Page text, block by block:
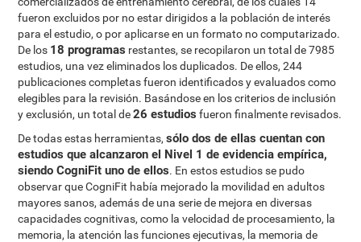
fueron excluidos por no estar dirigidos a la población de interés
para el estudio, o por aplicarse en un formato no computarizado.
De los 18 programas restantes, se recopilaron un total de 7985
estudios, una vez eliminados los duplicados. De ellos, 244
publicaciones completas fueron identificados y evaluados como
elegibles para la revisión. Basándose en los criterios de inclusión
y exclusión, un total de26 estudios fueron finalmente revisados.
De todas estas herramientas,sólo dos de ellas cuentan con
estudios que alcanzaron el Nivel 1 de evidencia empírica,
siendo CogniFit uno de ellos. En estos estudios se pudo
observar que CogniFit había mejorado la movilidad en adultos
mayores sanos, además de una serie de mejora en diversas
capacidades cognitivas, como la velocidad de procesamiento, la
memoria, la atención las funciones ejecutivas, la memoria de